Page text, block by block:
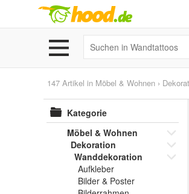
147 Artikel in Möbel & Wohnen ›
Kategorie
Möbel & Wohnen
Dekoration
Wanddekoration
Aufkleber
Bilder & Poster